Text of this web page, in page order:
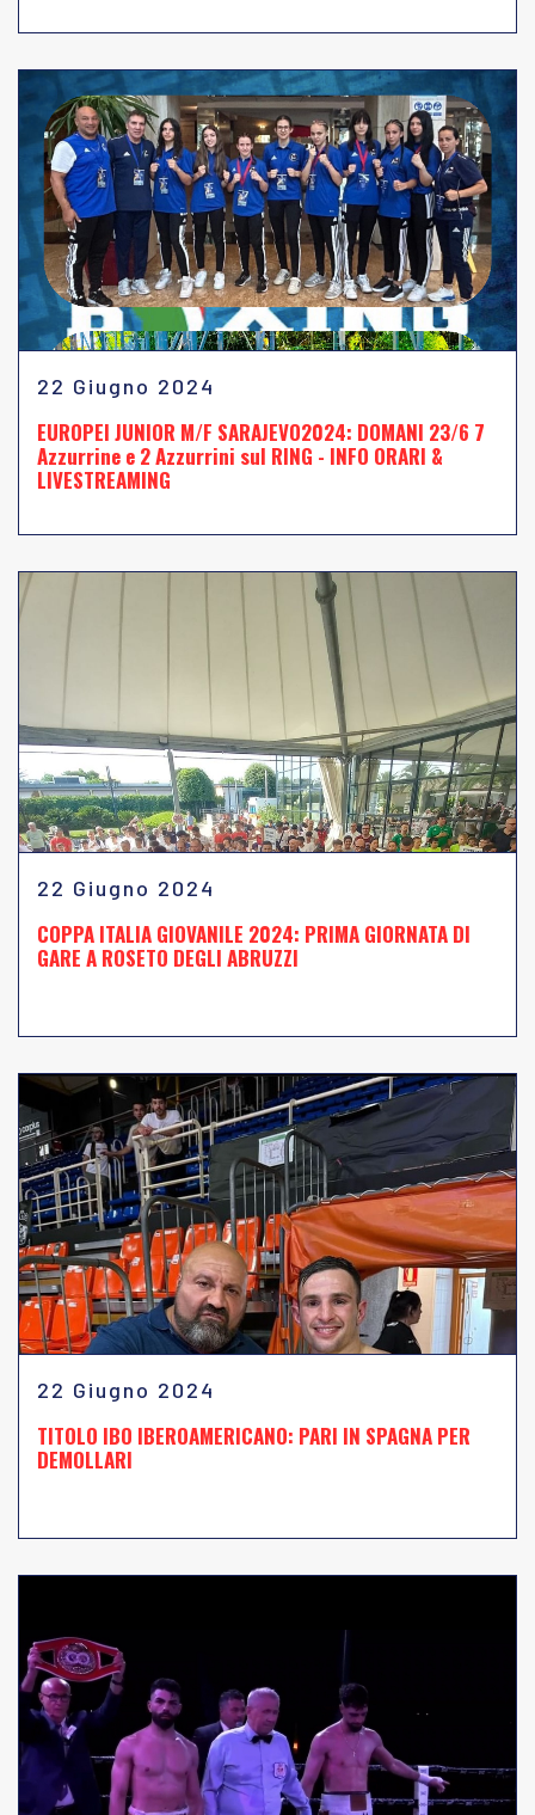
22 Giugno 2024
EUROPEI JUNIOR M/F SARAJEVO2024: DOMANI 23/6 7
Azzurrine e 2 Azzurrini sul RING - INFO ORARI &
LIVESTREAMING
22 Giugno 2024
COPPA ITALIA GIOVANILE 2024: PRIMA GIORNATA DI
GARE A ROSETO DEGLI ABRUZZI
22 Giugno 2024
TITOLO IBO IBEROAMERICANO: PARI IN SPAGNA PER
DEMOLLARI